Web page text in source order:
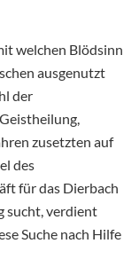
welchen Blödsinn
ausgenutzt
der
zusetzten auf
des
für das Dierbach
sucht, verdient
Suche nach Hilfe